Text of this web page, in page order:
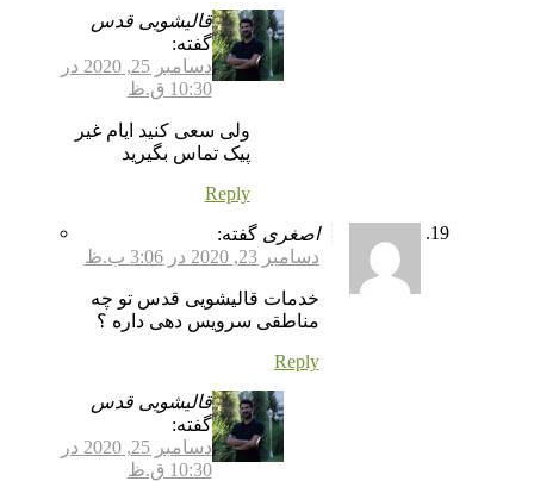
قالیشویی قدس
گفته:
دسامبر 25, 2020 در
10:30 ق.ظ
ولی سعی کنید ایام غیر
پیک تماس بگیرید
Reply
اصغری گفته:
دسامبر 23, 2020 در 3:06 ب.ظ
خدمات قالیشویی قدس تو چه
مناطقی سرویس دهی داره ؟
Reply
قالیشویی قدس
گفته:
دسامبر 25, 2020 در
10:30 ق.ظ